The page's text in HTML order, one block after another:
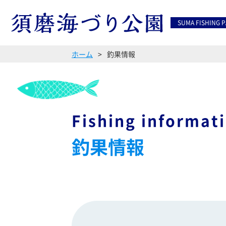
SUMA FISHING
ホーム 釣果情報
Fishing
釣果情報